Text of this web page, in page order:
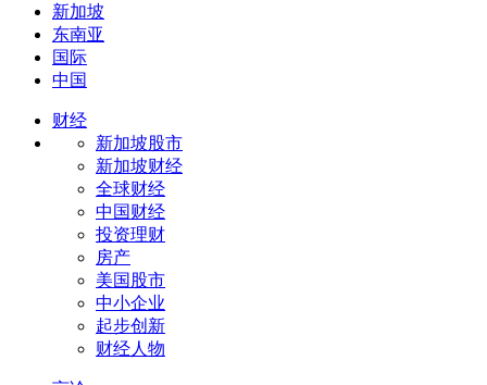
新加坡
东南亚
国际
中国
财经
新加坡股市
新加坡财经
全球财经
中国财经
投资理财
房产
美国股市
中小企业
起步创新
财经人物